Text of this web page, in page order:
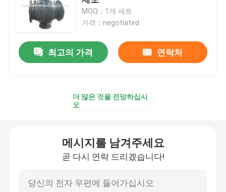
기어 조종된 볼 밸브
탄소강 플랜지된 볼 밸브
완전히 용접구 밸브
볼 밸브를 표류시키기
MOQ：1개 세트
가격：negotiated
최고의 가격 연락처
더 많은 것을 전망하십시
오
메시지를 남겨주세요
곧 다시 연락 드리겠습니다!